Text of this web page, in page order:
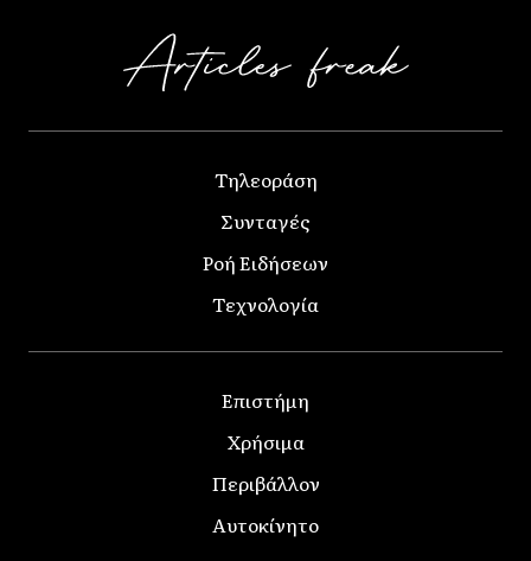
Τηλεοράση
Συνταγές
Ροή Ειδήσεων
Τεχνολογία
Επιστήμη
Χρήσιμα
Περιβάλλον
Αυτοκίνητο